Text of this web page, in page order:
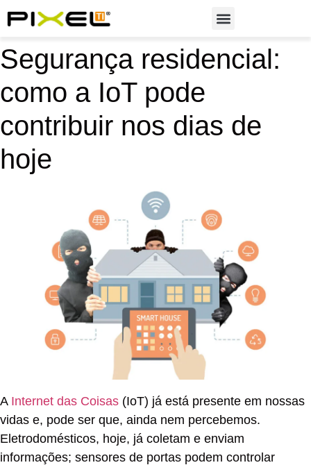
Segurança residencial:
como a IoT pode
contribuir nos dias de
hoje
A Internet das Coisas (IoT) já está presente em nossas
vidas e, pode ser que, ainda nem percebemos.
Eletrodomésticos, hoje, já coletam e enviam
informações; sensores de portas podem controlar